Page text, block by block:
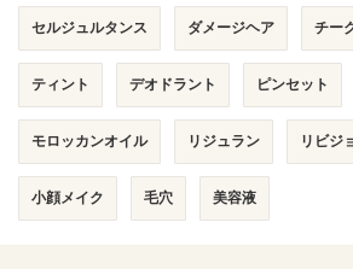
セルジュルタンス ダメージヘア チー
ティント デオドラント ピンセット
モロッカンオイル リジュラン リビジ
小顔メイク 毛穴 美容液